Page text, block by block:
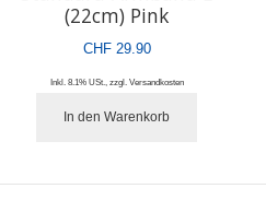
(22cm) Pink
CHF 29.90
Inkl. 8.1% USt., zzgl. Versandkosten
In den Warenkorb